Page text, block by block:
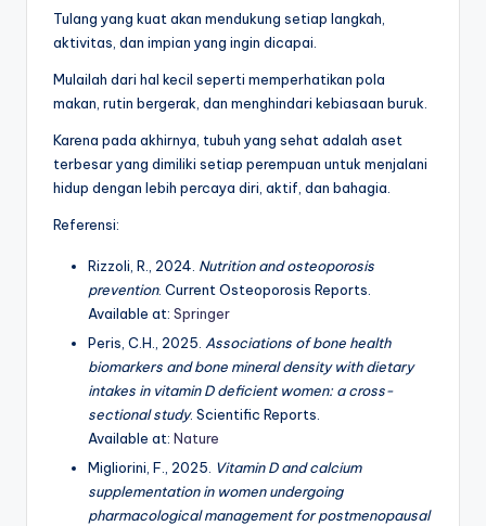
Tulang yang kuat akan mendukung setiap langkah,
aktivitas, dan impian yang ingin dicapai.
Mulailah dari hal kecil seperti memperhatikan pola
makan, rutin bergerak, dan menghindari kebiasaan buruk.
Karena pada akhirnya, tubuh yang sehat adalah aset
terbesar yang dimiliki setiap perempuan untuk menjalani
hidup dengan lebih percaya diri, aktif, dan bahagia.
Referensi:
Rizzoli, R., 2024. Nutrition and osteoporosis
prevention. Current Osteoporosis Reports.
Available at: Springer
Peris, C.H., 2025. Associations of bone health
biomarkers and bone mineral density with dietary
intakes in vitamin D deficient women: a cross-
sectional study. Scientific Reports.
Available at: Nature
Migliorini, F., 2025. Vitamin D and calcium
supplementation in women undergoing
pharmacological management for postmenopausal